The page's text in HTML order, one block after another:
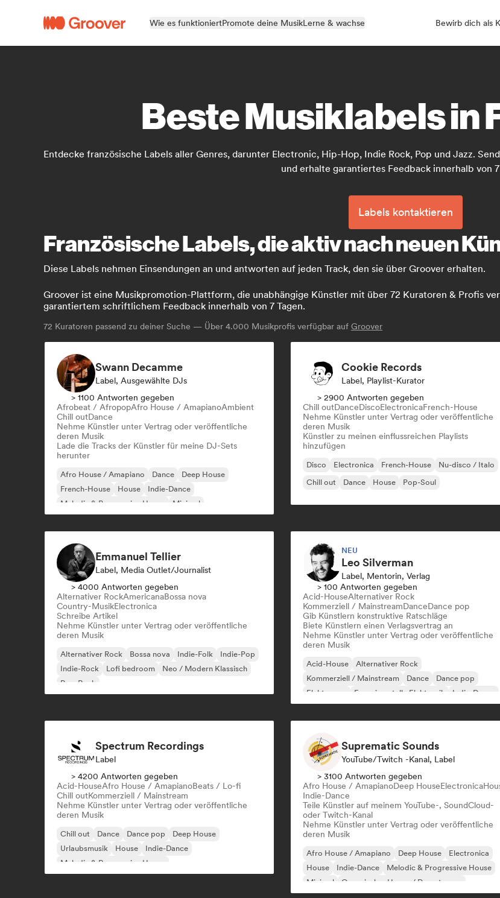
Wie es funktioniertPromote deine MusikLerne & wachse Bewirb dich als
Beste Musiklabels in
Entdecke französische Labels aller Genres, darunter Electronic, Hip-Hop, Indie Rock, Pop und Jazz.
und erhalte garantiertes Feedback innerhalb von 7
Labels kontaktieren
Französische Labels, die aktiv nach neuen
Diese Labels nehmen Einsendungen an und antworten auf jeden Track, den sie über Groover erhalten.
Groover ist eine Musikpromotion-Plattform, die unabhängige Künstler mit über 72 Kuratoren & Profis
garantiertem schriftlichem Feedback innerhalb von 7 Tagen.
72 Kuratoren passend zu deiner Suche — Über 4.000 Musikprofis verfügbar auf Groover
Swann Decamme
Label, Ausgewählte DJs
> 1100 Antworten gegeben
Afrobeat / AfropopAfro House / AmapianoAmbient
Chill outDance
Nehme Künstler unter Vertrag oder veröffentliche
deren Musik
Lade die Tracks der Künstler für meine DJ-Sets
herunter
Afro House / Amapiano Dance
Deep House
French-House
House
Indie-Dance
Melodic & Progressive House
Minimal
Cookie Records
Label, Playlist-Kurator
> 2900 Antworten gegeben
Chill outDanceDiscoElectronicaFrench-House
Nehme Künstler unter Vertrag oder veröffentliche
deren Musik
Künstler zu meinen einflussreichen Playlists
hinzufügen
Disco Electronica French-House
Nu-disco / Italo
Chill out
Dance House Pop-Soul
Emmanuel Tellier
Label, Media Outlet/Journalist
> 4000 Antworten gegeben
Alternativer RockAmericanaBossa nova
Country-MusikElectronica
Schreibe Artikel
Nehme Künstler unter Vertrag oder veröffentliche
deren Musik
Alternativer Rock Bossa nova Indie-Folk
Indie-Pop
Indie-Rock
Lofi bedroom
Neo / Modern Klassisch
Pop-Rock
NEU
Leo Silverman
Label, Mentorin, Verlag
> 100 Antworten gegeben
Acid-HouseAlternativer Rock
Kommerziell / MainstreamDanceDance pop
Gib Künstlern konstruktive Ratschläge
Biete Künstlern einen Verlagsvertrag an
Nehme Künstler unter Vertrag oder veröffentliche
deren Musik
Acid-House
Alternativer Rock
Kommerziell / Mainstream
Dance
Dance pop
Elektropop
Experimentelle Elektronik Indie-Dance
Spectrum Recordings
Label
> 4200 Antworten gegeben
Acid-HouseAfro House / AmapianoBeats / Lo-fi
Chill outKommerziell / Mainstream
Nehme Künstler unter Vertrag oder veröffentliche
deren Musik
Chill out Dance Dance pop
Deep House
Urlaubsmusik
House
Indie-Dance
Melodic & Progressive House
Suprematic Sounds
YouTube/Twitch -Kanal, Label
> 3100 Antworten gegeben
Afro House / AmapianoDeep HouseElectronica
Indie-Dance
Teile Künstler auf meinem YouTube-, SoundCloud-
oder Twitch-Kanal
Nehme Künstler unter Vertrag oder veröffentliche
deren Musik
Afro House / Amapiano Deep House
Electronica
House
Indie-Dance
Melodic & Progressive House
Minimal
Organischer House / Downtempo